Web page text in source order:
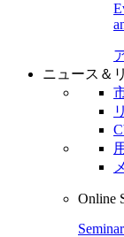
ニュース＆
Online